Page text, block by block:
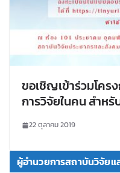
ขอเชิญเข้าร่วมโคร
การวิจัยในคน สำหรั
22 ตุลาคม 2019
ผู้อำนวยการสถาบันวิจัย